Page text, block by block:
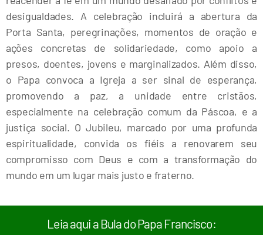
desigualdades. A celebração incluirá a abertura da
Porta Santa, peregrinações, momentos de oração e
ações concretas de solidariedade, como apoio a
presos, doentes, jovens e marginalizados. Além disso,
o Papa convoca a Igreja a ser sinal de esperança,
promovendo a paz, a unidade entre cristãos,
especialmente na celebração comum da Páscoa, e a
justiça social. O Jubileu, marcado por uma profunda
espiritualidade, convida os fiéis a renovarem seu
compromisso com Deus e com a transformação do
mundo em um lugar mais justo e fraterno.
Leia aqui a Bula do Papa Francisco: